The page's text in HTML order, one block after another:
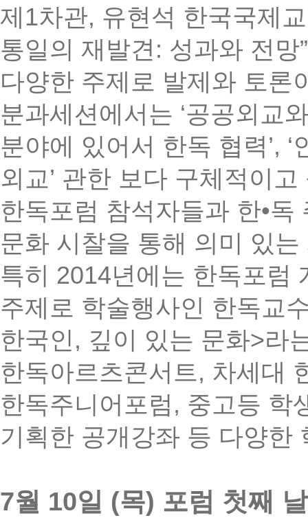
제 1차관, 유현석 한국국제
통일의 재발견 : 성과와 전망
다양한 주제로 발제와 토론
분과세션에서는 ‘공공외교
분야에 있어서 한독 협력’, ‘
외교’ 관한 보다 구체적이
한독포럼 참석자들과 한•독
문화 시찰을 통해 의미 있
특히 2014년에는 한독포럼
주제로 학술행사인 한독교
한국인 , 깊이 있는 문화>라
한독아르츠콘서트, 차세대
한독주니어포럼 , 중고등 학
기획한 공개강좌 등 다양한
7월 10일 (목) 포럼 첫째 날